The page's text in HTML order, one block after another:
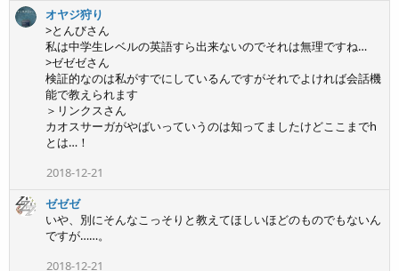
s
:
オヤジ狩り
>とんびさん
私は中学生レベルの英語すら出来ないのでそれは無理ですね…
>ゼゼゼさん
検証的なのは私がすでにしているんですがそれでよければ会話機
能で教えられます
＞リンクスさん
カオスサーガがやばいっていうのは知ってましたけどここまでh
とは…！
2018-12-21
ゼゼゼ
いや、別にそんなこっそりと教えてほしいほどのものでもないん
ですが……。
2018-12-21